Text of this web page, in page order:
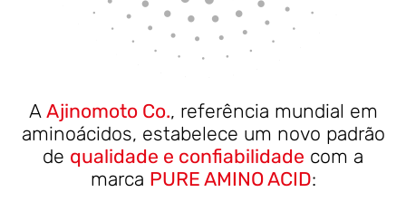
A Ajinomoto Co., referência mundial em
aminoácidos, estabelece um novo padrão
de qualidade e confiabilidade com a
marca PURE AMINO ACID: